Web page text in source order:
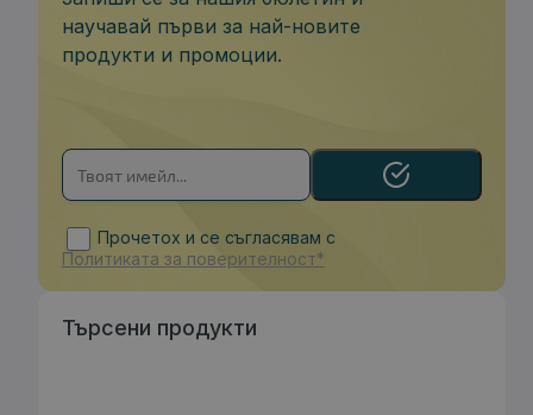
научавай първи за най-новите
продукти и промоции.
Прочетох и се съгласявам с
Политиката за поверителност*
Търсени продукти